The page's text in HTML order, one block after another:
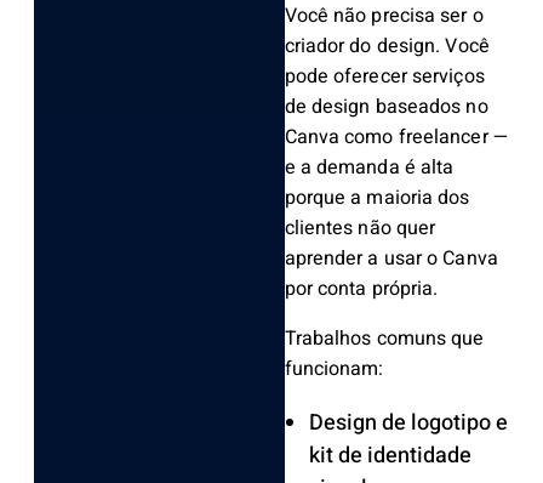
Você não precisa ser o
criador do design. Você
pode oferecer serviços
de design baseados no
Canva como freelancer —
e a demanda é alta
porque a maioria dos
clientes não quer
aprender a usar o Canva
por conta própria.
Trabalhos comuns que
funcionam:
Design de logotipo e
kit de identidade